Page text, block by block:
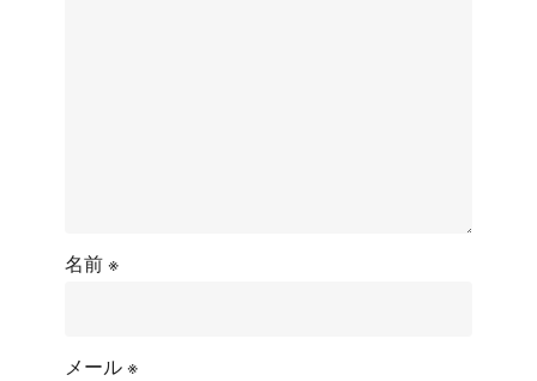
名前※
メール※